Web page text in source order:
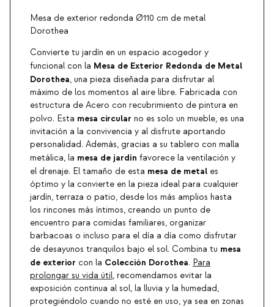
Mesa de exterior redonda Ø110 cm de metal
Dorothea
Convierte tu jardín en un espacio acogedor y
funcional con la Mesa de Exterior Redonda de Metal
Dorothea, una pieza diseñada para disfrutar al
máximo de los momentos al aire libre. Fabricada con
estructura de Acero con recubrimiento de pintura en
polvo. Esta mesa circular no es solo un mueble, es una
invitación a la convivencia y al disfrute aportando
personalidad. Además, gracias a su tablero con malla
metálica, la mesa de jardín favorece la ventilación y
el drenaje. El tamaño de esta mesa de metal es
óptimo y la convierte en la pieza ideal para cualquier
jardín, terraza o patio, desde los más amplios hasta
los rincones más íntimos, creando un punto de
encuentro para comidas familiares, organizar
barbacoas o incluso para el día a día como disfrutar
de desayunos tranquilos bajo el sol. Combina tu mesa
de exterior con la Colección Dorothea. Para
prolongar su vida útil, recomendamos evitar la
exposición continua al sol, la lluvia y la humedad,
protegiéndolo cuando no esté en uso, ya sea en zonas